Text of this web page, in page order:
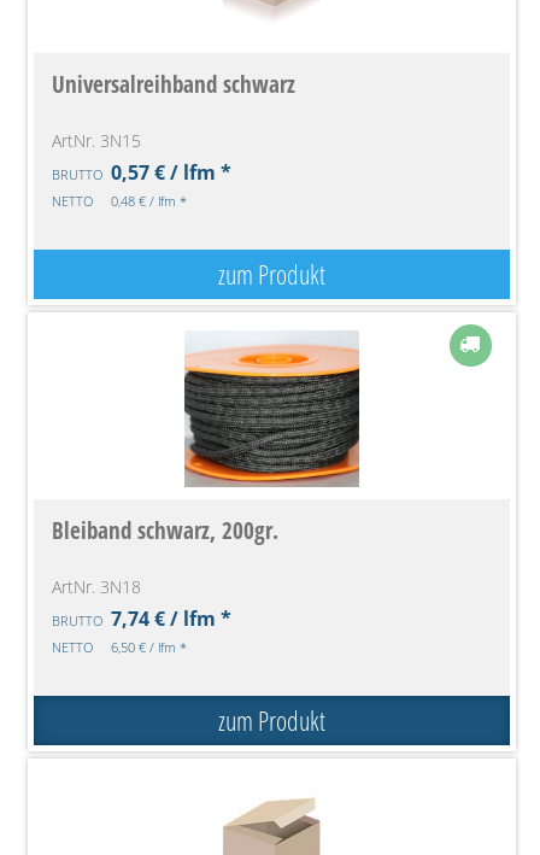
Universalreihband schwarz
ArtNr. 3N15
BRUTTO 0,57 € / lfm *
NETTO 0,48 € / lfm *
zum Produkt
Bleiband schwarz, 200gr.
ArtNr. 3N18
BRUTTO 7,74 € / lfm *
NETTO 6,50 € / lfm *
zum Produkt